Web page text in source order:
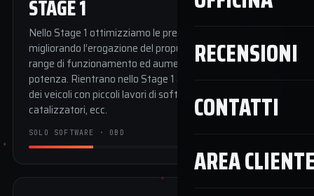
RECENSIONI
CONTATTI
AREA
STAGE 1
Nello Stage 1 ottimizziamo le prestazioni della centralina
migliorando l’erogazione del propulsore in tutto il suo
range di funzionamento ed aumentando la coppia e la
potenza. Rientrano nello Stage 1 anche l’ottimizzazione
dei veicoli con piccoli lavori di soft-tuning quali rimozione
catalizzatori, ecc.
SOLO SOFTWARE · OBD